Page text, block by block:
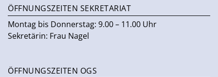
ÖFFNUNGSZEITEN SEKRETARIAT
Montag bis Donnerstag: 9.00 – 11.00 Uhr
Sekretärin: Frau Nagel
ÖFFNUNGSZEITEN OGS